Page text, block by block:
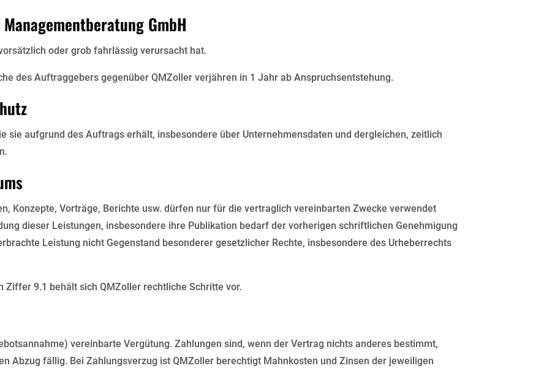
GmbH
oder grob fahrlässig verursacht hat.
des Auftraggebers gegenüber QMZoller verjähren in 1 Jahr ab Anspruchsentstehung.
sie aufgrund des Auftrags erhält, insbesondere über Unternehmensdaten und dergleichen, zeitlich
Konzepte, Vorträge, Berichte usw. dürfen nur für die vertraglich vereinbarten Zwecke verwendet
dieser Leistungen, insbesondere ihre Publikation bedarf der vorherigen schriftlichen Genehmigung
Leistung nicht Gegenstand besonderer gesetzlicher Rechte, insbesondere des Urheberrechts
Ziffer 9.1 behält sich QMZoller rechtliche Schritte vor.
vereinbarte Vergütung. Zahlungen sind, wenn der Vertrag nichts anderes bestimmt,
Abzug fällig. Bei Zahlungsverzug ist QMZoller berechtigt Mahnkosten und Zinsen der jeweiligen